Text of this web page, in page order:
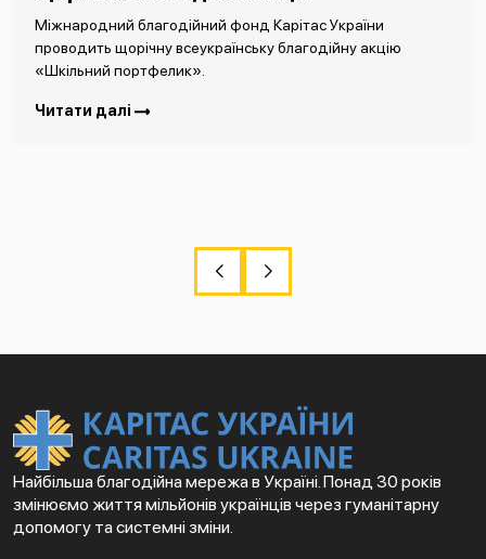
Міжнародний благодійний фонд Карітас України
проводить щорічну всеукраїнську благодійну акцію
«Шкільний портфелик».
Читати далі
Найбільша благодійна мережа в Україні. Понад 30 років
змінюємо життя мільйонів українців через гуманітарну
допомогу та системні зміни.